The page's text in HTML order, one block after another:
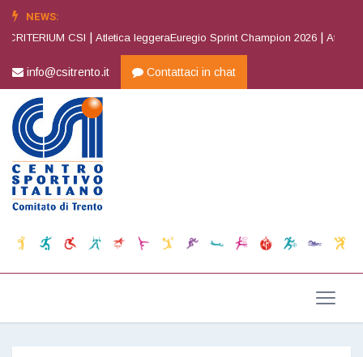
NEWS:
CSI |Atletica leggeraEuregio Sprint Champion 2026 |Atletica
info@csitrento.it Contattaci in chat